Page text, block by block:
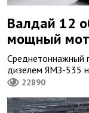
Валдай 12
мощный
Среднетоннажный
дизелем ЯМЗ-535
22890